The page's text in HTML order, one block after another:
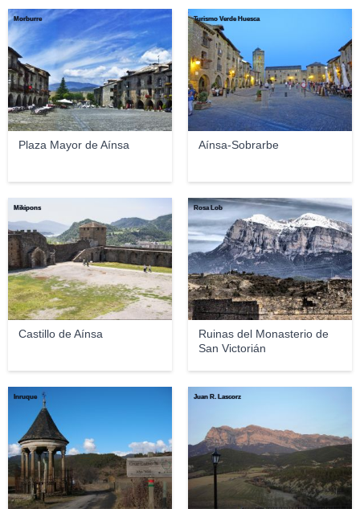
Plaza Mayor de Aínsa
Morburre
Aínsa-Sobrarbe
Turismo Verde Huesca
Castillo de Aínsa
Mikipons
Ruinas del Monasterio de
San Victorián
Rosa Lob
Inruque Juan R. Lascorz